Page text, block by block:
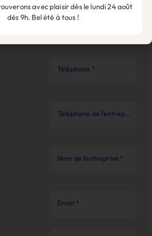
Téléphone *
Téléphone de l'entreprise
Nom de l'entreprise *
Email *
avec plaisir dès le lundi 24 août
dès 9h. Bel été à tous !